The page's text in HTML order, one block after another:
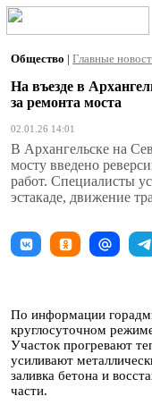
Общество | Главные
На въезде в
за ремонта моста
02.01.26 14:01
В Архангельске на
мосту введено
работ. Специалисты
эстакаде, движение
По информации
круглосуточном
Участок прогревают
усиливают
заливка бетона и
части.